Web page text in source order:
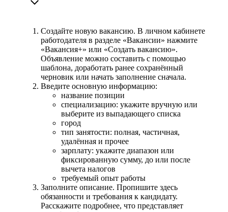
Создайте новую вакансию. В личном кабинете
работодателя в разделе «Вакансии» нажмите
«Вакансия+» или «Создать вакансию».
Объявление можно составить с помощью
шаблона, доработать ранее сохранённый
черновик или начать заполнение сначала.
Введите основную информацию:
название позиции
специализацию: укажите вручную или
выберите из выпадающего списка
город
тип занятости: полная, частичная,
удалённая и прочее
зарплату: укажите диапазон или
фиксированную сумму, до или после
вычета налогов
требуемый опыт работы
Заполните описание. Пропишите здесь
обязанности и требования к кандидату.
Расскажите подробнее, что представляет